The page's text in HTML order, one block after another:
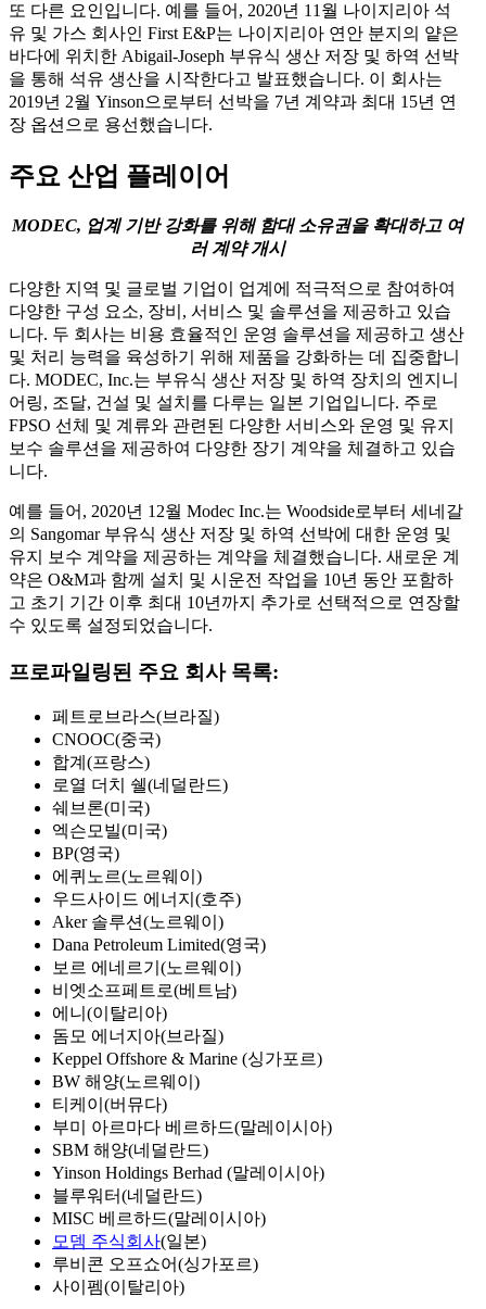
또 다른 요인입니다. 예를 들어, 2020년 11월 나이지리아 석
유 및 가스 회사인 First E&P는 나이지리아 연안 분지의 얕은
바다에 위치한 Abigail-Joseph 부유식 생산 저장 및 하역 선박
을 통해 석유 생산을 시작한다고 발표했습니다. 이 회사는
2019년 2월 Yinson으로부터 선박을 7년 계약과 최대 15년 연
장 옵션으로 용선했습니다.
주요 산업 플레이어
MODEC, 업계 기반 강화를 위해 함대 소유권을 확대하고 여
러 계약 개시
다양한 지역 및 글로벌 기업이 업계에 적극적으로 참여하여
다양한 구성 요소, 장비, 서비스 및 솔루션을 제공하고 있습
니다. 두 회사는 비용 효율적인 운영 솔루션을 제공하고 생산
및 처리 능력을 육성하기 위해 제품을 강화하는 데 집중합니
다. MODEC, Inc.는 부유식 생산 저장 및 하역 장치의 엔지니
어링, 조달, 건설 및 설치를 다루는 일본 기업입니다. 주로
FPSO 선체 및 계류와 관련된 다양한 서비스와 운영 및 유지
보수 솔루션을 제공하여 다양한 장기 계약을 체결하고 있습
니다.
예를 들어, 2020년 12월 Modec Inc.는 Woodside로부터 세네갈
의 Sangomar 부유식 생산 저장 및 하역 선박에 대한 운영 및
유지 보수 계약을 제공하는 계약을 체결했습니다. 새로운 계
약은 O&M과 함께 설치 및 시운전 작업을 10년 동안 포함하
고 초기 기간 이후 최대 10년까지 추가로 선택적으로 연장할
수 있도록 설정되었습니다.
프로파일링된 주요 회사 목록:
페트로브라스(브라질)
CNOOC(중국)
합계(프랑스)
로열 더치 쉘(네덜란드)
쉐브론(미국)
엑슨모빌(미국)
BP(영국)
에퀴노르(노르웨이)
우드사이드 에너지(호주)
Aker 솔루션(노르웨이)
Dana Petroleum Limited(영국)
보르 에네르기(노르웨이)
비엣소프페트로(베트남)
에니(이탈리아)
돔모 에너지아(브라질)
Keppel Offshore & Marine (싱가포르)
BW 해양(노르웨이)
티케이(버뮤다)
부미 아르마다 베르하드(말레이시아)
SBM 해양(네덜란드)
Yinson Holdings Berhad (말레이시아)
블루워터(네덜란드)
MISC 베르하드(말레이시아)
모뎀 주식회사(일본)
루비콘 오프쇼어(싱가포르)
사이펨(이탈리아)